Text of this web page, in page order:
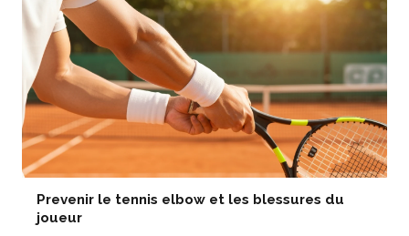
Prevenir le tennis elbow et les blessures du
joueur